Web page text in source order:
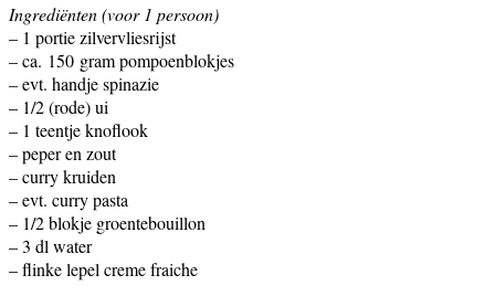
Ingrediënten (voor 1 persoon)
– 1 portie zilvervliesrijst
– ca. 150 gram pompoenblokjes
– evt. handje spinazie
– 1/2 (rode) ui
– 1 teentje knoflook
– peper en zout
– curry kruiden
– evt. curry pasta
– 1/2 blokje groentebouillon
– 3 dl water
– flinke lepel creme fraiche